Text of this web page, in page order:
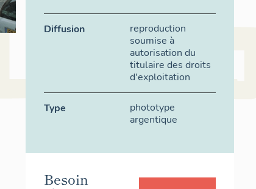
Diffusion
reproduction
soumise à
autorisation du
titulaire des droits
d'exploitation
Type
phototype
argentique
Besoin